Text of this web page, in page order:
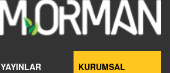
YAYINLAR KURUMSAL